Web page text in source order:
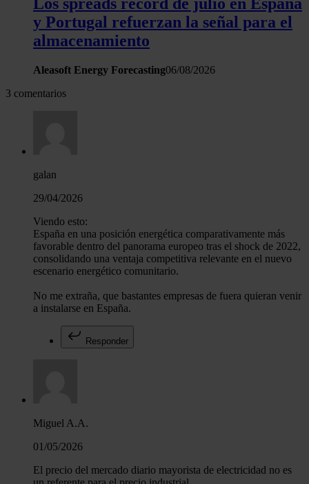
y Portugal refuerzan la señal para el
almacenamiento
Aleasoft Energy Forecasting06/08/2026
3 comentarios
galan
29/04/2026
Viendo esto:
España en una posición energética comparativamente más
favorable dentro del panorama europeo tras el shock de 2022,
consolidando una ventaja competitiva relevante en el nuevo
escenario energético comunitario.
No me extraña, que bastantes empresas de fuera quieran venir
a instalarse en España.
Responder
Miguel A.A.
01/05/2026
El precio del mercado diario mayorista de electricidad no es